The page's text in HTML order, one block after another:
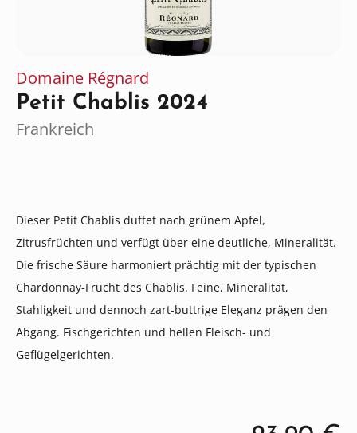
Domaine Régnard
Petit Chablis 2024
Frankreich
Dieser Petit Chablis duftet nach grünem Apfel,
Zitrusfrüchten und verfügt über eine deutliche, Mineralität.
Die frische Säure harmoniert prächtig mit der typischen
Chardonnay-Frucht des Chablis. Feine, Mineralität,
Stahligkeit und dennoch zart-buttrige Eleganz prägen den
Abgang. Fischgerichten und hellen Fleisch- und
Geflügelgerichten.